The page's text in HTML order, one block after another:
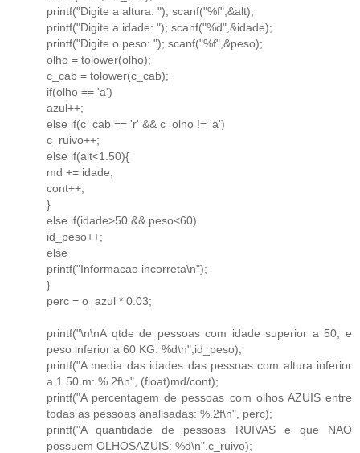
printf("Digite a altura: "); scanf("%f",&alt);
printf("Digite a idade: "); scanf("%d",&idade);
printf("Digite o peso: "); scanf("%f",&peso);
olho = tolower(olho);
c_cab = tolower(c_cab);
if(olho == 'a')
azul++;
else if(c_cab == 'r' && c_olho != 'a')
c_ruivo++;
else if(alt<1.50){
md += idade;
cont++;
}
else if(idade>50 && peso<60)
id_peso++;
else
printf("Informacao incorreta\n");
}
perc = o_azul * 0.03;
printf("\n\nA qtde de pessoas com idade superior a 50, e
peso inferior a 60 KG: %d\n",id_peso);
printf("A media das idades das pessoas com altura inferior
a 1.50 m: %.2f\n", (float)md/cont);
printf("A percentagem de pessoas com olhos AZUIS entre
todas as pessoas analisadas: %.2f\n", perc);
printf("A quantidade de pessoas RUIVAS e que NAO
possuem OLHOSAZUIS: %d\n",c_ruivo);